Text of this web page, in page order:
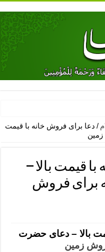
جلب محبت شوهر
روزی‌ بخش
یا من اظهر الجمیل برای
– ذکر مخصوص مستجاب الدعوه
ترس و بی خوابی کودکان
مشکلات و طلب حاجت
جلب ثروت و برکت مال
– دعای چشم زخم ماشاالله
/ دعا برای فروش خانه با قیمت
قیمت بالا –
برای فروش
بالا – دعای حضرت
زمین